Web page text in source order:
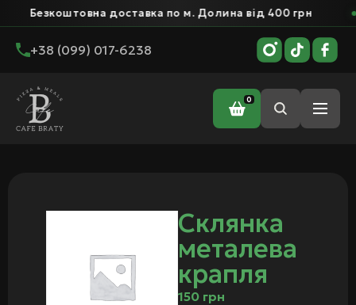
Безкоштовна доставка по м. Долина від 400 грн
+38 (099) 017-6238
0
Головна / Склянка металева крапля
Склянка
металева
крапля
150 грн